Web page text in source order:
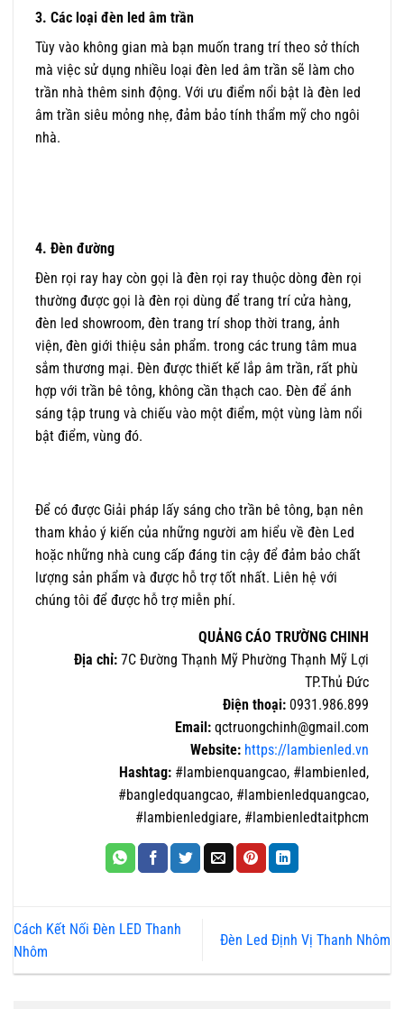
3. Các loại đèn led âm trần
Tùy vào không gian mà bạn muốn trang trí theo sở thích
mà việc sử dụng nhiều loại đèn led âm trần sẽ làm cho
trần nhà thêm sinh động. Với ưu điểm nổi bật là đèn led
âm trần siêu mỏng nhẹ, đảm bảo tính thẩm mỹ cho ngôi
nhà.
4. Đèn đường
Đèn rọi ray hay còn gọi là đèn rọi ray thuộc dòng đèn rọi
thường được gọi là đèn rọi dùng để trang trí cửa hàng,
đèn led showroom, đèn trang trí shop thời trang, ảnh
viện, đèn giới thiệu sản phẩm. trong các trung tâm mua
sắm thương mại. Đèn được thiết kế lắp âm trần, rất phù
hợp với trần bê tông, không cần thạch cao. Đèn để ánh
sáng tập trung và chiếu vào một điểm, một vùng làm nổi
bật điểm, vùng đó.
Để có được Giải pháp lấy sáng cho trần bê tông, bạn nên
tham khảo ý kiến ​​của những người am hiểu về đèn Led
hoặc những nhà cung cấp đáng tin cậy để đảm bảo chất
lượng sản phẩm và được hỗ trợ tốt nhất. Liên hệ với
chúng tôi để được hỗ trợ miễn phí.
QUẢNG CÁO TRƯỜNG CHINH
Địa chỉ: 7C Đường Thạnh Mỹ Phường Thạnh Mỹ Lợi
TP.Thủ Đức
Điện thoại: 0931.986.899
Email: qctruongchinh@gmail.com
Website: https://lambienled.vn
Hashtag: #lambienquangcao, #lambienled,
#bangledquangcao, #lambienledquangcao,
#lambienledgiare, #lambienledtaitphcm
Cách Kết Nối Đèn LED Thanh
Nhôm
Đèn Led Định Vị Thanh Nhôm